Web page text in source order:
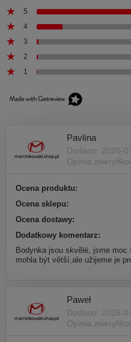
5
4
3
2
1
Pavlína
Dodano: 2026-
Opinia
Ocena produktu:
Ocena sklepu:
Ocena dostawy:
Dodatkowy komentarz:
Bodynka jsou skvělé, jsme
mohla být větší,ale užijeme je
Paweł
Dodano: 2026-
Opinia